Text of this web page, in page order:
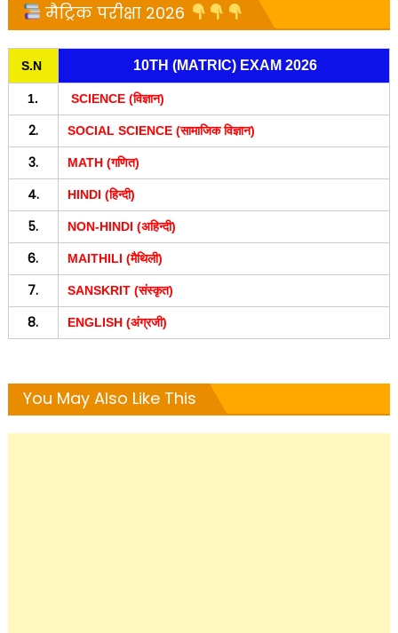
मैट्रिक परीक्षा 2026
S.N 10TH (MATRIC) EXAM 2026
1. SCIENCE (विज्ञान)
2. SOCIAL SCIENCE (सामाजिक विज्ञान)
3. MATH (गणित)
4. HINDI (हिन्दी)
5. NON-HINDI (अहिन्दी)
6. MAITHILI (मैथिली)
7. SANSKRIT (संस्कृत)
8. ENGLISH (अंग्रजी)
You May Also Like This